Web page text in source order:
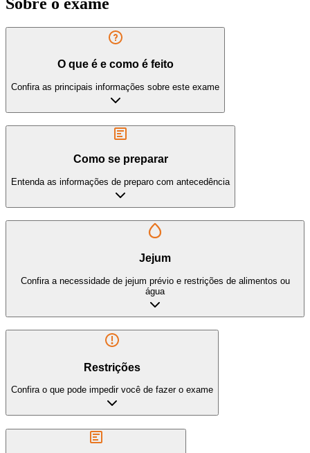
O que é e como é feito
Confira as principais informações sobre este exame
Como se preparar
Entenda as informações de preparo com antecedência
Jejum
Confira a necessidade de jejum prévio e restrições de alimentos ou
água
Restrições
Confira o que pode impedir você de fazer o exame